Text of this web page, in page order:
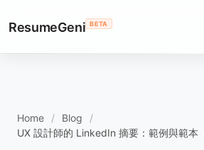
ResumeGeni BETA
Home
Blog
UX 設計師的 LinkedIn 摘要：範例與範本